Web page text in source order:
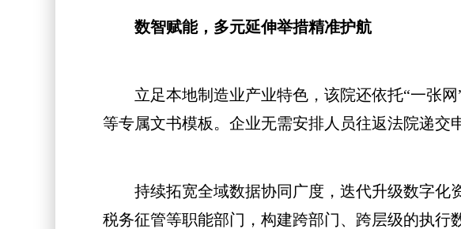
数智赋能，多元延伸举措精准护航
立足本地制造业产业特色，该院还依托“一张网
等专属文书模板。企业无需安排人员往返法院递交
持续拓宽全域数据协同广度，迭代升级数字化
税务征管等职能部门，构建跨部门、跨层级的执